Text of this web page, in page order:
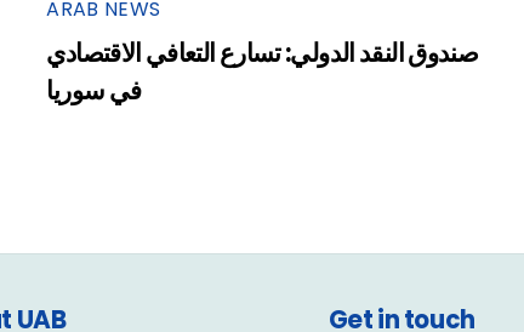
ARAB NEWS
صندوق النقد الدولي: تسارع التعافي الاقتصادي
في سوريا
UAB Get in touch